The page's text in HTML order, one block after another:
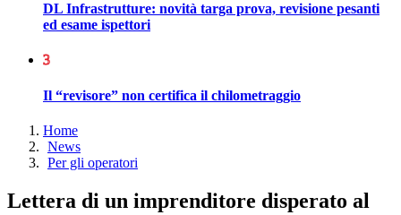
DL Infrastrutture: novità targa prova, revisione pesanti
ed esame ispettori
3
Il “revisore” non certifica il chilometraggio
Home
News
Per gli operatori
Lettera di un imprenditore disperato al